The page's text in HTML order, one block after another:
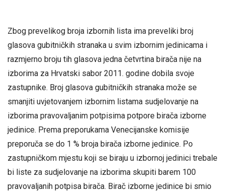
Zbog prevelikog broja izbornih lista ima preveliki broj
glasova gubitničkih stranaka u svim izbornim jedinicama i
razmjerno broju tih glasova jedna četvrtina birača nije na
izborima za Hrvatski sabor 2011. godine dobila svoje
zastupnike. Broj glasova gubitničkih stranaka može se
smanjiti uvjetovanjem izbornim listama sudjelovanje na
izborima pravovaljanim potpisima potpore birača izborne
jedinice. Prema preporukama Venecijanske komisije
preporuča se do 1 % broja birača izborne jedinice. Po
zastupničkom mjestu koji se biraju u izbornoj jedinici trebale
bi liste za sudjelovanje na izborima skupiti barem 100
pravovaljanih potpisa birača. Birač izborne jedinice bi smio